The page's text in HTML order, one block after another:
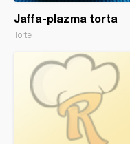
Jaffa-plazma torta
Torte